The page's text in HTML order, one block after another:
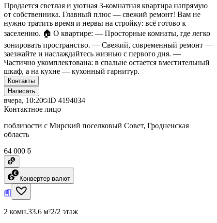
Продается светлая и уютная 3-комнатная квартира напрямую
от собственника. Главный плюс — свежий ремонт! Вам не
нужно тратить время и нервы на стройку: всё готово к
заселению. 🏠 О квартире: — Просторные комнаты, где легко
зонировать пространство. — Свежий, современный ремонт —
заезжайте и наслаждайтесь жизнью с первого дня. —
Частично укомплектована: в спальне остается вместительный
шкаф, а на кухне — кухонный гарнитур.
Контакты
Написать
вчера, 10:20 ID 4194034
Контактное лицо
поблизости с Мирский поселковый Совет, Гродненская
область
64 000 ƃ
Конвертер валют
2 комн.33.6 м²2/2 этаж